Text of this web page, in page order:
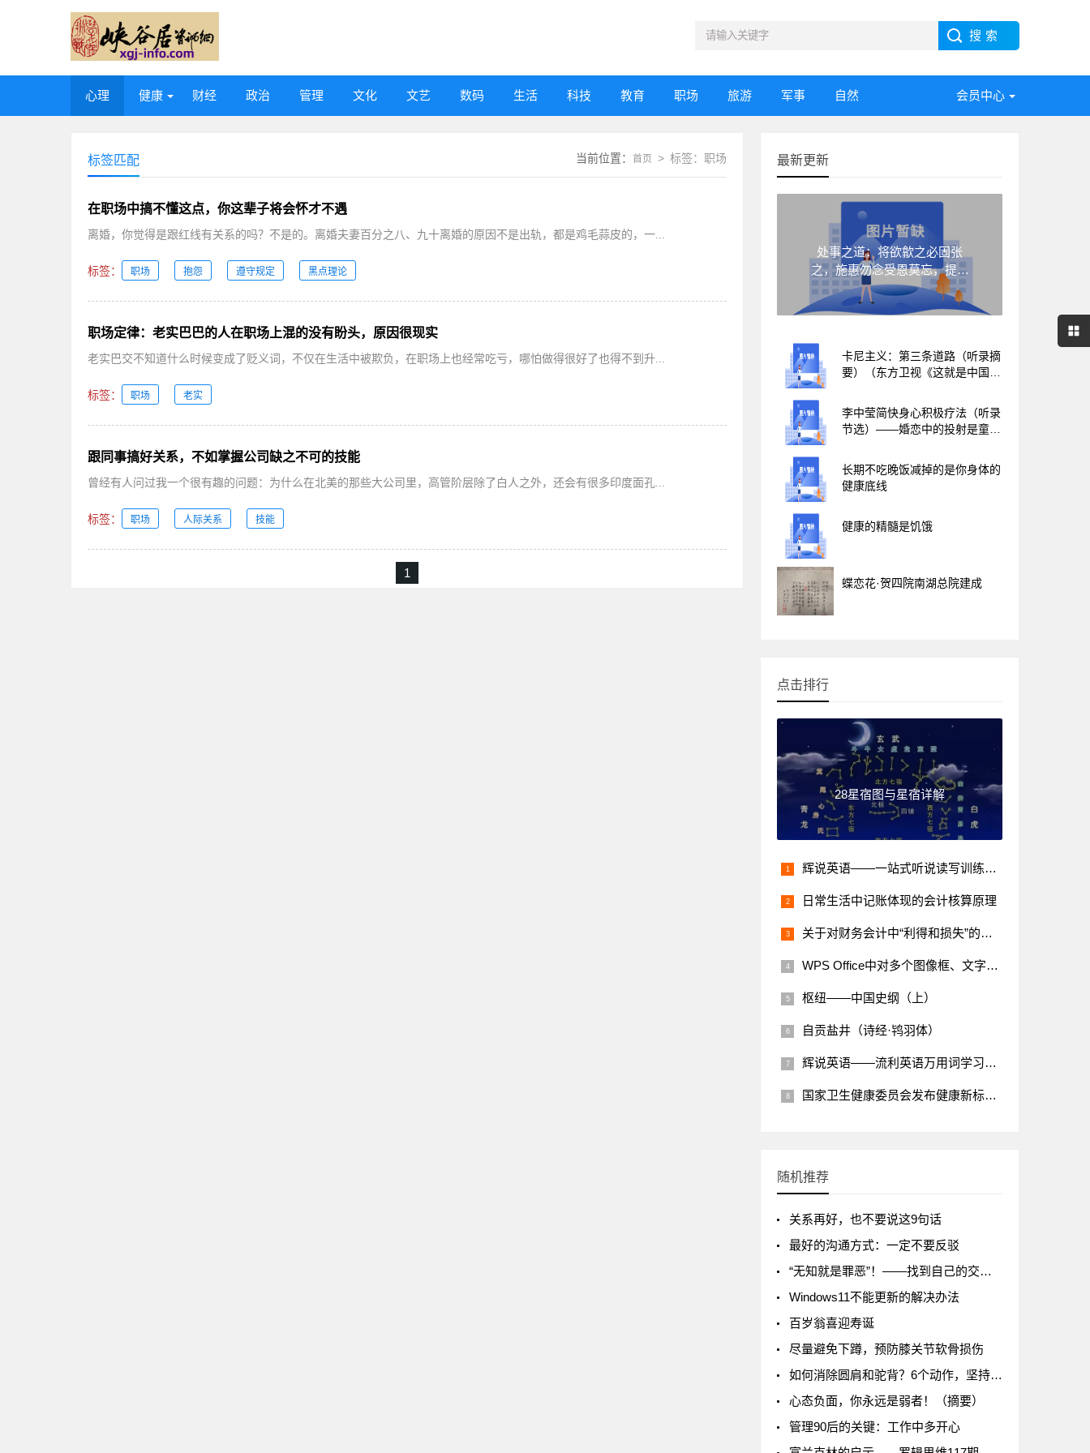
心理 健康 财经 政治 管理 文化 文艺 数码 生活 科技 教育 职场 旅游 军事 自然 会员中心
当前位置： 首页 > 标签：职场
标签匹配
在职场中搞不懂这点，你这辈子将会怀才不遇
离婚，你觉得是跟红线有关系的吗？不是的。离婚夫妻百分之八、九十离婚的原因不是出轨，都是鸡毛蒜皮的，一...
标签： 职场 抱怨 遵守规定 黑点理论
职场定律：老实巴巴的人在职场上混的没有盼头，原因很现实
老实巴交不知道什么时候变成了贬义词，不仅在生活中被欺负，在职场上也经常吃亏，哪怕做得很好了也得不到升...
标签： 职场 老实
跟同事搞好关系，不如掌握公司缺之不可的技能
曾经有人问过我一个很有趣的问题：为什么在北美的那些大公司里，高管阶层除了白人之外，还会有很多印度面孔...
标签： 职场 人际关系 技能
1
最新更新
处事之道：将欲歙之必固张
之，施惠勿念受恩莫忘，提升
自己自有朋友
卡尼主义：第三条道路（听录摘
要）（东方卫视《这就是中国》
李中莹简快身心积极疗法（听录
节选）——婚恋中的投射是童年
走出来
长期不吃晚饭减掉的是你身体的
健康底线
健康的精髓是饥饿
蝶恋花·贺四院南湖总院建成
点击排行
28星宿图与星宿详解
辉说英语——一站式听说读写训练营学习笔记
日常生活中记账体现的会计核算原理
关于对财务会计中“利得和损失”的理解
WPS Office中对多个图像框、文字框等组合的对象进行整体复制的方法
枢纽——中国史纲（上）
自贡盐井（诗经·鸨羽体）
辉说英语——流利英语万用词学习笔记
国家卫生健康委员会发布健康新标准《7 岁～18 岁儿童青少年身高发育等级评价》
随机推荐
关系再好，也不要说这9句话
最好的沟通方式：一定不要反驳
“无知就是罪恶”！——找到自己的交易圣杯，那也是我曾经的梦想
Windows11不能更新的解决办法
百岁翁喜迎寿诞
尽量避免下蹲，预防膝关节软骨损伤
如何消除圆肩和驼背？6个动作，坚持一个月，体态明显改善！
心态负面，你永远是弱者！（摘要）
管理90后的关键：工作中多开心